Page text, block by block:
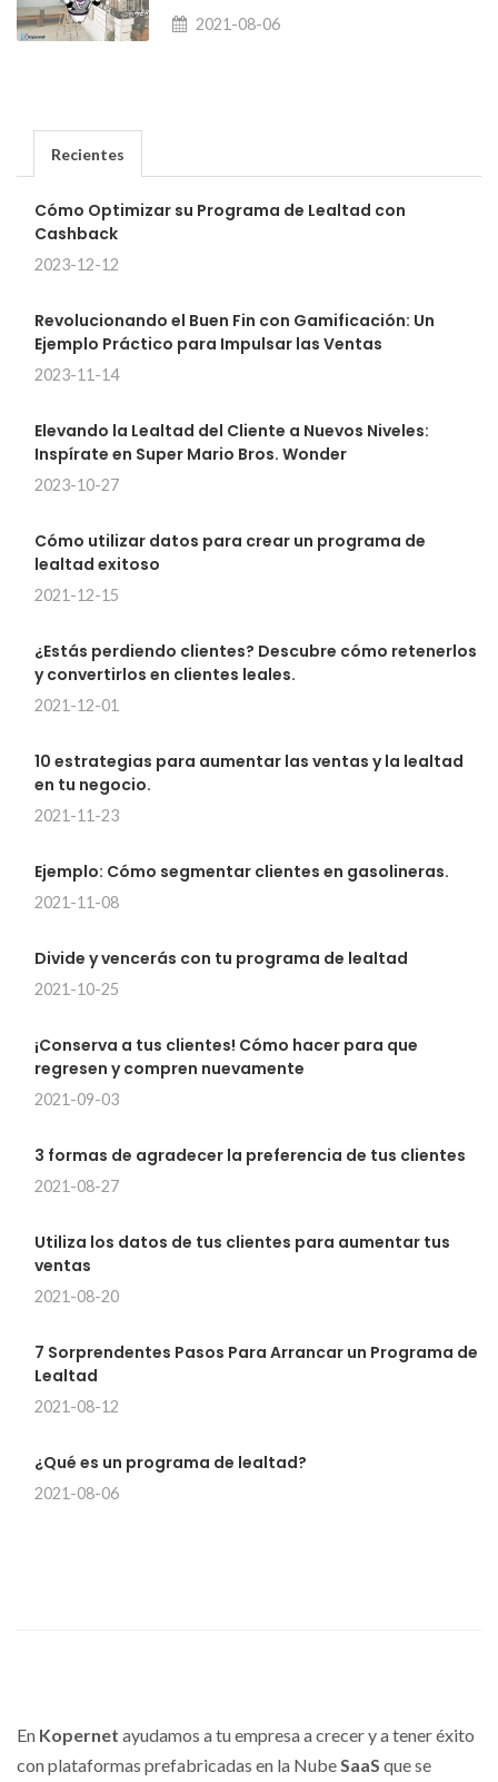
2021-08-06
Recientes
Cómo Optimizar su Programa de Lealtad con
Cashback
2023-12-12
Revolucionando el Buen Fin con Gamificación: Un
Ejemplo Práctico para Impulsar las Ventas
2023-11-14
Elevando la Lealtad del Cliente a Nuevos Niveles:
Inspírate en Super Mario Bros. Wonder
2023-10-27
Cómo utilizar datos para crear un programa de
lealtad exitoso
2021-12-15
¿Estás perdiendo clientes? Descubre cómo retenerlos
y convertirlos en clientes leales.
2021-12-01
10 estrategias para aumentar las ventas y la lealtad
en tu negocio.
2021-11-23
Ejemplo: Cómo segmentar clientes en gasolineras.
2021-11-08
Divide y vencerás con tu programa de lealtad
2021-10-25
¡Conserva a tus clientes! Cómo hacer para que
regresen y compren nuevamente
2021-09-03
3 formas de agradecer la preferencia de tus clientes
2021-08-27
Utiliza los datos de tus clientes para aumentar tus
ventas
2021-08-20
7 Sorprendentes Pasos Para Arrancar un Programa de
Lealtad
2021-08-12
¿Qué es un programa de lealtad?
2021-08-06
En Kopernet ayudamos a tu empresa a crecer y a tener éxito
con plataformas prefabricadas en la Nube SaaS que se